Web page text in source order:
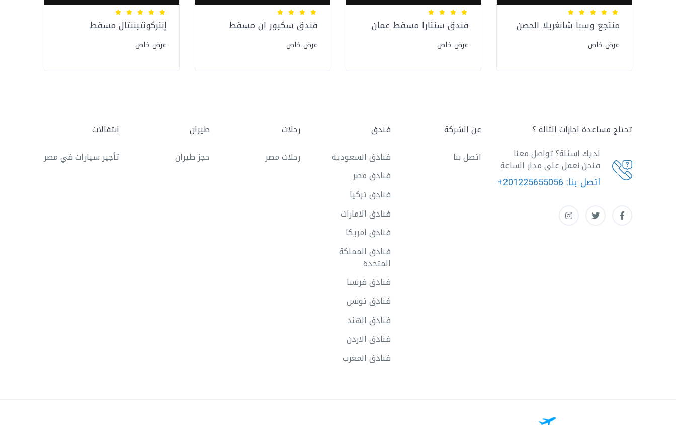
منتجع وسبا شانغريلا الحصن
عرض خاص
فندق سنتارا مسقط عمان
عرض خاص
فندق سكيور ان مسقط
عرض خاص
إنتركونتيننتال مسقط
عرض خاص
تحتاج مساعدة اجازات التالة ؟
لديك اسئلة؟ تواصل معنا
فنحن نعمل على مدار الساعة
اتصل بنا: +201225655056
عن الشركة
اتصل بنا
فندق
فنادق السعودية
فنادق مصر
فنادق تركيا
فنادق الامارات
فنادق امريكا
فنادق المملكة
المتحدة
فنادق فرنسا
فنادق تونس
فنادق الهند
فنادق الاردن
فنادق المغرب
رحلات
رحلات مصر
طيران
حجز طيران
انتقالات
تأجير سيارات في مصر